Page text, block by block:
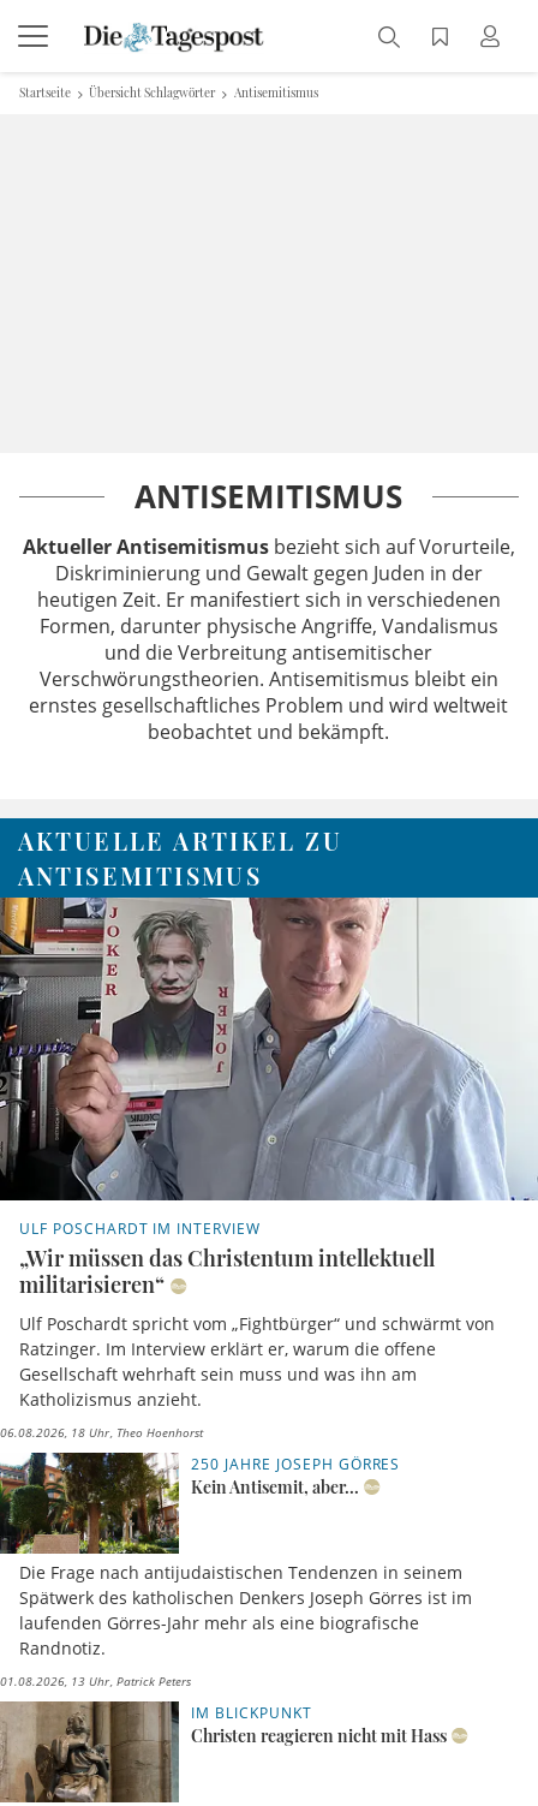
Startseite Übersicht Schlagwörter Antisemitismus
ANTISEMITISMUS
Aktueller Antisemitismusbezieht sich auf Vorurteile,
Diskriminierung und Gewalt gegen Juden in der
heutigen Zeit. Er manifestiert sich in verschiedenen
Formen, darunter physische Angriffe, Vandalismus
und die Verbreitung antisemitischer
Verschwörungstheorien. Antisemitismus bleibt ein
ernstes gesellschaftliches Problem und wird weltweit
beobachtet und bekämpft​.
AKTUELLE ARTIKEL ZU
ANTISEMITISMUS
ULF POSCHARDT IM INTERVIEW
„Wir müssen das Christentum intellektuell
militarisieren“
Ulf Poschardt spricht vom „Fightbürger“ und schwärmt von
Ratzinger. Im Interview erklärt er, warum die offene
Gesellschaft wehrhaft sein muss und was ihn am
Katholizismus anzieht.
06.08.2026, 18 Uhr Theo Hoenhorst
250 JAHRE JOSEPH GÖRRES
Kein Antisemit, aber...
Die Frage nach antijudaistischen Tendenzen in seinem
Spätwerk des katholischen Denkers Joseph Görres ist im
laufenden Görres-Jahr mehr als eine biografische
Randnotiz.
01.08.2026, 13 Uhr Patrick Peters
IM BLICKPUNKT
Christen reagieren nicht mit Hass